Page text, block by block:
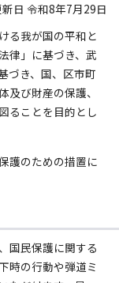
日 令和8年7月29日
る我が国の平和と
律」に基づき、武
づき、国、区市町
び財産の保護、
ることを目的とし
護のための措置に
国民保護に関する
時の行動や弾道ミ